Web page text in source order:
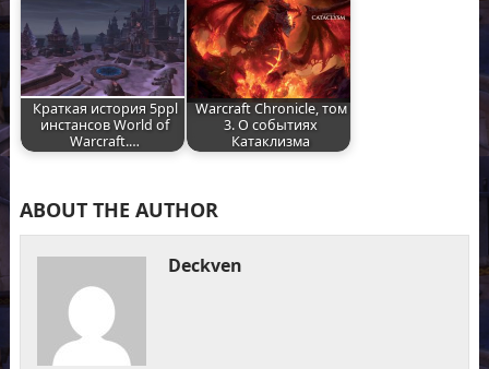
Краткая история 5ppl
инстансов World of
Warcraft.…
Warcraft Chronicle, том
3. О событиях
Катаклизма
ABOUT THE AUTHOR
Deckven